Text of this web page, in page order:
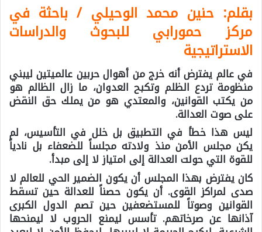
بقلم: حنين محمد الوحيلي / باحثة في
مركز حمورابي للبحوث والدراسات
الاستراتيجية
في عالم يفترض أنه خرج من أهوال حربين عالميتين ليبني
منظومة تردع الظلم وتكبح العدوان، ما زال الظالم هو
من يكتب القوانين، والمعتدي هو من يملك حق النقض
على صوت العدالة.
ليس هذا خطأ في التطبيق بل خلل في التأسيس، لم
يكن مجلس الأمن منذ ولادته مجلساً للضعفاء بل نادياً
للقوة التي حولت العدالة إلى امتياز لا إلى مبدأ.
كان يفترض بهذا المجلس أن يكون الضمير الحي للعالم لا
صدى لمراكز القوى. أن يكون حصناً للعدالة حين تسقط
القوانين وصوتاً للمستضعفين حين تصم الدول الكبرى
آذانها عن صرخاتهم. تأسس ليمنع الحروب لا ليمنحها